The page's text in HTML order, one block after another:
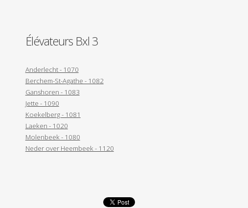
Élévateurs Bxl 3
Anderlecht - 1070
Berchem-St-Agathe - 1082
Ganshoren - 1083
Jette - 1090
Koekelberg - 1081
Laeken - 1020
Molenbeek - 1080
Neder over Heembeek - 1120